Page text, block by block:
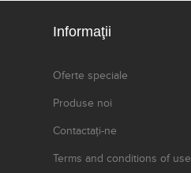
Informaţii
Oferte speciale
Produse noi
Contactați-ne
Terms and conditions of use